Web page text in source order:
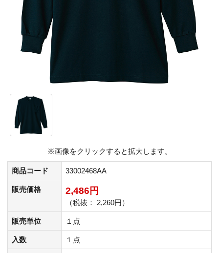
※画像をクリックすると拡大します。
商品コード 33002468AA
販売価格 2,486円
（税抜： 2,260円）
販売単位 １点
入数 １点